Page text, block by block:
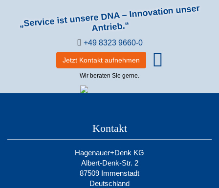
„Service ist unsere DNA – Innovation unser
Antrieb.“
+49 8323 9660-0
Jetzt Kontakt aufnehmen
Wir beraten Sie gerne.
Kontakt
Hagenauer+Denk KG
Albert-Denk-Str. 2
87509 Immenstadt
Deutschland